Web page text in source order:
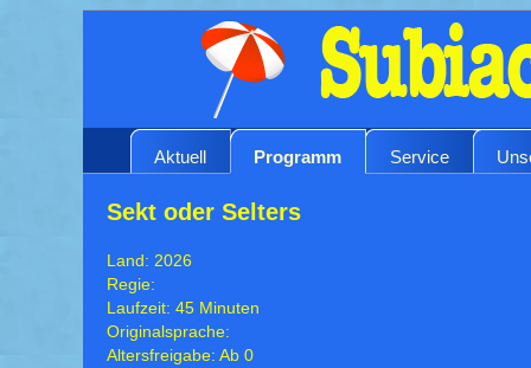
Aktuell Programm Service
Sekt oder Selters
Land: 2026
Regie:
Laufzeit: 45 Minuten
Originalsprache:
Altersfreigabe: Ab 0